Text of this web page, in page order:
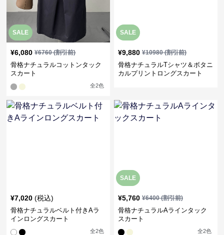
SALE
¥6,080 ¥6760(割引前)
骨格ナチュラルコットンタック
スカート
全2色
SALE
¥9,880 ¥10980(割引前)
骨格ナチュラルTシャツ＆ボタニ
カルプリントロングスカート
¥7,020 (税込)
骨格ナチュラルベルト付きAラ
インロングスカート
全2色
SALE
¥5,760 ¥6400(割引前)
骨格ナチュラルAラインタック
スカート
全2色